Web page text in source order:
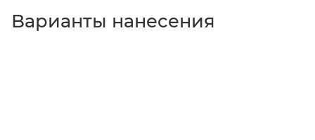
Варианты нанесения